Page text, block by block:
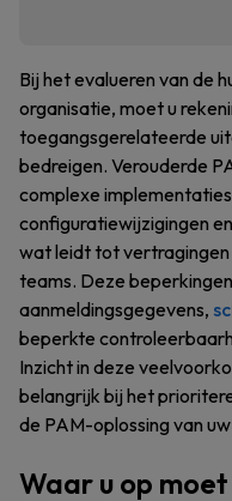
Bij het evalueren van de
organisatie, moet u
toegangsgerelateerde
bedreigen. Verouderde
complexe
configuratiewijzigingen
wat leidt tot
teams. Deze
aanmeldingsgegevens,
beperkte
Inzicht in deze
belangrijk bij het
de PAM-oplossing van
Waar u op